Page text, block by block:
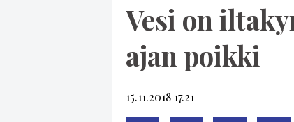
Vesi on
ajan poikki
15.11.2018 17.21